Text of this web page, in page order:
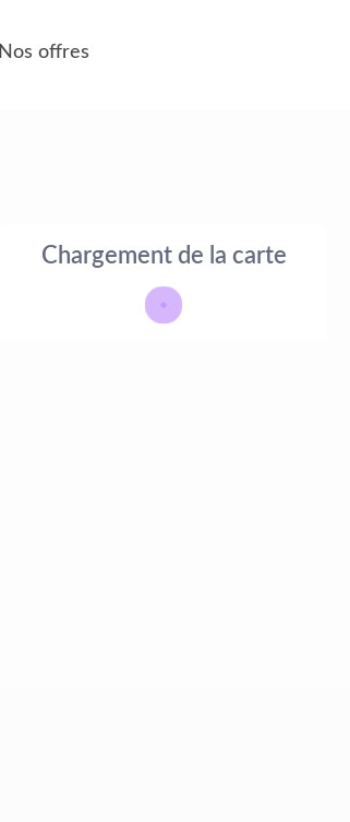
Nos offres
Chargement de la carte